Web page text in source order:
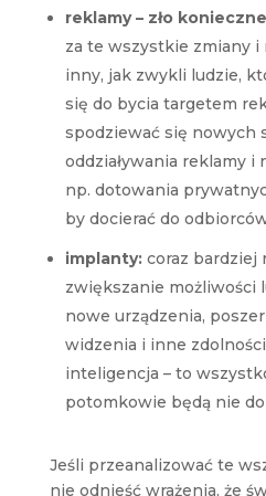
reklamy – zło
za te wszystkie zmiany
inny, jak zwykli ludzie,
się do bycia targetem
spodziewać się nowych
oddziaływania reklamy i
np. dotowania
by docierać do
implanty:coraz bardziej
zwiększanie możliwości
nowe urządzenia,
widzenia i inne
inteligencja – to
potomkowie będą nie
Jeśli przeanalizować te
nie odnieść wrażenia, że